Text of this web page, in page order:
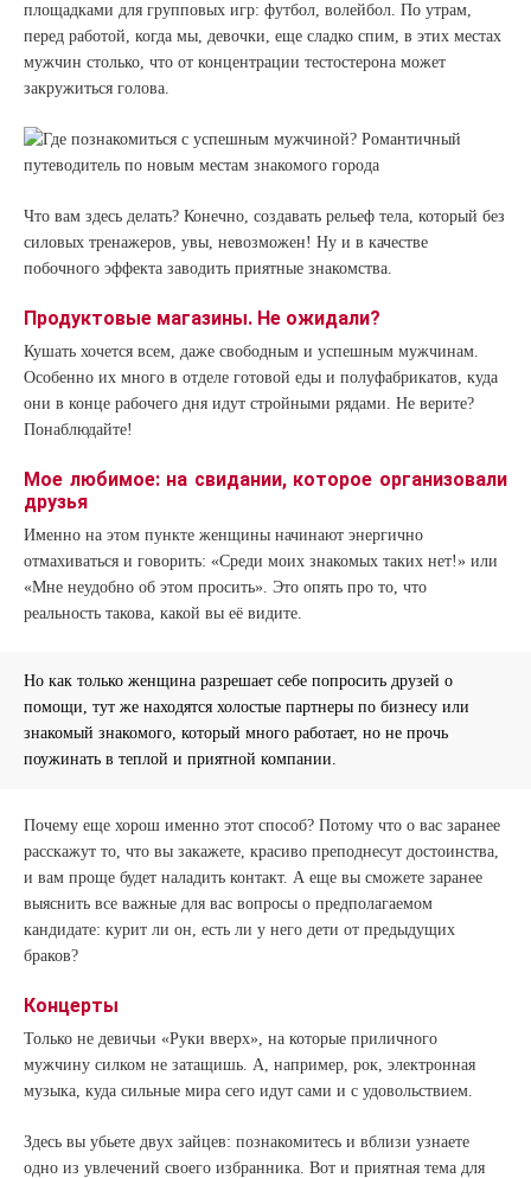
площадками для групповых игр: футбол, волейбол. По утрам,
перед работой, когда мы, девочки, еще сладко спим, в этих местах
мужчин столько, что от концентрации тестостерона может
закружиться голова.
Что вам здесь делать? Конечно, создавать рельеф тела, который без
силовых тренажеров, увы, невозможен! Ну и в качестве
побочного эффекта заводить приятные знакомства.
Продуктовые магазины. Не ожидали?
Кушать хочется всем, даже свободным и успешным мужчинам.
Особенно их много в отделе готовой еды и полуфабрикатов, куда
они в конце рабочего дня идут стройными рядами. Не верите?
Понаблюдайте!
Мое любимое: на свидании, которое организовали
друзья
Именно на этом пункте женщины начинают энергично
отмахиваться и говорить: «Среди моих знакомых таких нет!» или
«Мне неудобно об этом просить». Это опять про то, что
реальность такова, какой вы её видите.
Но как только женщина разрешает себе попросить друзей о
помощи, тут же находятся холостые партнеры по бизнесу или
знакомый знакомого, который много работает, но не прочь
поужинать в теплой и приятной компании.
Почему еще хорош именно этот способ? Потому что о вас заранее
расскажут то, что вы закажете, красиво преподнесут достоинства,
и вам проще будет наладить контакт. А еще вы сможете заранее
выяснить все важные для вас вопросы о предполагаемом
кандидате: курит ли он, есть ли у него дети от предыдущих
браков?
Концерты
Только не девичьи «Руки вверх», на которые приличного
мужчину силком не затащишь. А, например, рок, электронная
музыка, куда сильные мира сего идут сами и с удовольствием.
Здесь вы убьете двух зайцев: познакомитесь и вблизи узнаете
одно из увлечений своего избранника. Вот и приятная тема для